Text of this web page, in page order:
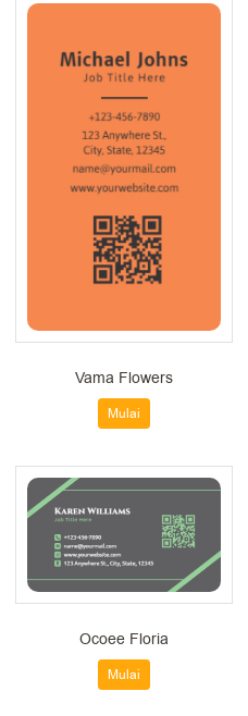
Vama Flowers
Mulai
Ocoee Floria
Mulai